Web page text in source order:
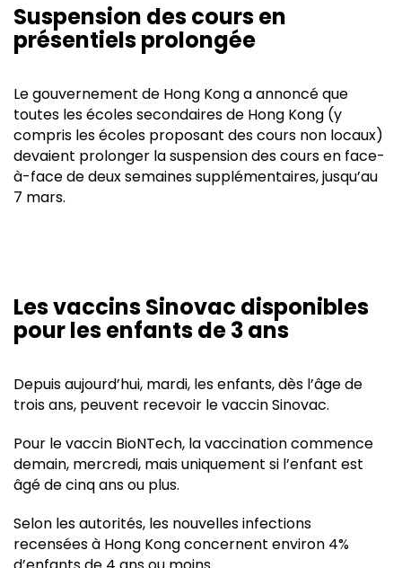
Suspension des cours en
présentiels prolongée
Le gouvernement de Hong Kong a annoncé que
toutes les écoles secondaires de Hong Kong (y
compris les écoles proposant des cours non locaux)
devaient prolonger la suspension des cours en face-
à-face de deux semaines supplémentaires, jusqu’au
7 mars.
Les vaccins Sinovac disponibles
pour les enfants de 3 ans
Depuis aujourd’hui, mardi, les enfants, dès l’âge de
trois ans, peuvent recevoir le vaccin Sinovac.
Pour le vaccin BioNTech, la vaccination commence
demain, mercredi, mais uniquement si l’enfant est
âgé de cinq ans ou plus.
Selon les autorités, les nouvelles infections
recensées à Hong Kong concernent environ 4%